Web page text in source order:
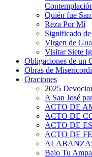
Quién fue
Reza Por Mí
Significado de
Virgen de
Visitar Siete
Obligaciones de un
Obras de
Oraciones
2025
A San José
ACTO DE
ACTO DE
ACTO DE
ACTO DE FE
Bajo Tu